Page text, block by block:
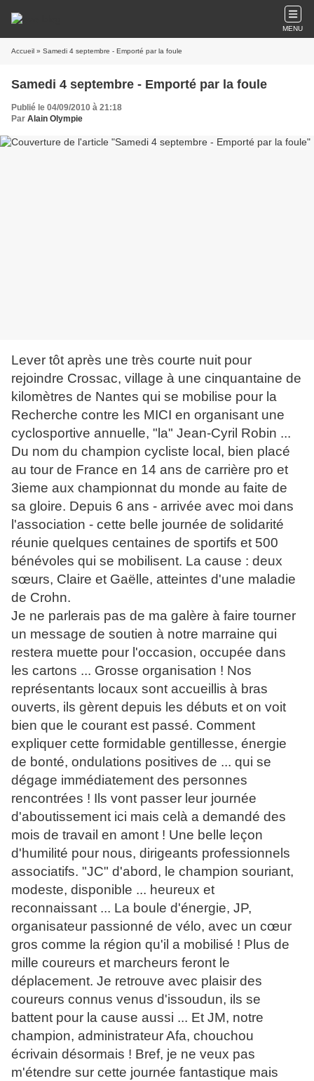
MENU
Accueil » Samedi 4 septembre - Emporté par la foule
Samedi 4 septembre - Emporté par la foule
Publié le 04/09/2010 à 21:18
Par Alain Olympie
Lever tôt après une très courte nuit pour
rejoindre Crossac, village à une cinquantaine de
kilomètres de Nantes qui se mobilise pour la
Recherche contre les MICI en organisant une
cyclosportive annuelle, "la" Jean-Cyril Robin ...
Du nom du champion cycliste local, bien placé
au tour de France en 14 ans de carrière pro et
3ieme aux championnat du monde au faite de
sa gloire. Depuis 6 ans - arrivée avec moi dans
l'association - cette belle journée de solidarité
réunie quelques centaines de sportifs et 500
bénévoles qui se mobilisent. La cause : deux
sœurs, Claire et Gaëlle, atteintes d'une maladie
de Crohn.
Je ne parlerais pas de ma galère à faire tourner
un message de soutien à notre marraine qui
restera muette pour l'occasion, occupée dans
les cartons ... Grosse organisation ! Nos
représentants locaux sont accueillis à bras
ouverts, ils gèrent depuis les débuts et on voit
bien que le courant est passé. Comment
expliquer cette formidable gentillesse, énergie
de bonté, ondulations positives de ... qui se
dégage immédiatement des personnes
rencontrées ! Ils vont passer leur journée
d'aboutissement ici mais celà a demandé des
mois de travail en amont ! Une belle leçon
d'humilité pour nous, dirigeants professionnels
associatifs. "JC" d'abord, le champion souriant,
modeste, disponible ... heureux et
reconnaissant ... La boule d'énergie, JP,
organisateur passionné de vélo, avec un cœur
gros comme la région qu'il a mobilisé ! Plus de
mille coureurs et marcheurs feront le
déplacement. Je retrouve avec plaisir des
coureurs connus venus d'issoudun, ils se
battent pour la cause aussi ... Et JM, notre
champion, administrateur Afa, chouchou
écrivain désormais ! Bref, je ne veux pas
m'étendre sur cette journée fantastique mais